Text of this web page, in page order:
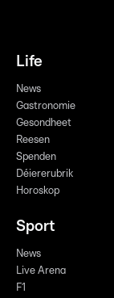
Life
News
Gastronomie
Gesondheet
Reesen
Spenden
Déiererubrik
Horoskop
Sport
News
Live Arena
F1